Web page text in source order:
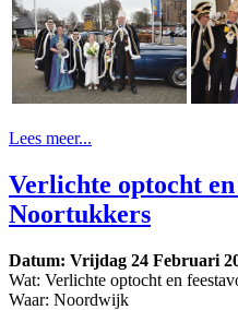
Lees meer...
Verlichte optocht
Noortukkers
Datum: Vrijdag 24 Februari
Wat: Verlichte optocht en
Waar: Noordwijk